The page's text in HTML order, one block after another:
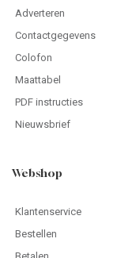
Adverteren
Contactgegevens
Colofon
Maattabel
PDF instructies
Nieuwsbrief
Webshop
Klantenservice
Bestellen